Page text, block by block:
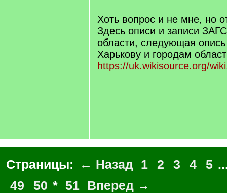
Хоть вопрос и не мне, но
Здесь описи и записи
области, следующая
Харькову и городам
https://uk.wikisource.org/
Страницы: ← Назад 1 2 3 4 5
49
50 * 51 Вперед →